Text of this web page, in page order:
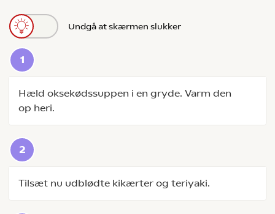
Undgå at skærmen slukker
Hæld oksekødssuppen i en gryde. Varm den
op heri.
Tilsæt nu udblødte kikærter og teriyaki.